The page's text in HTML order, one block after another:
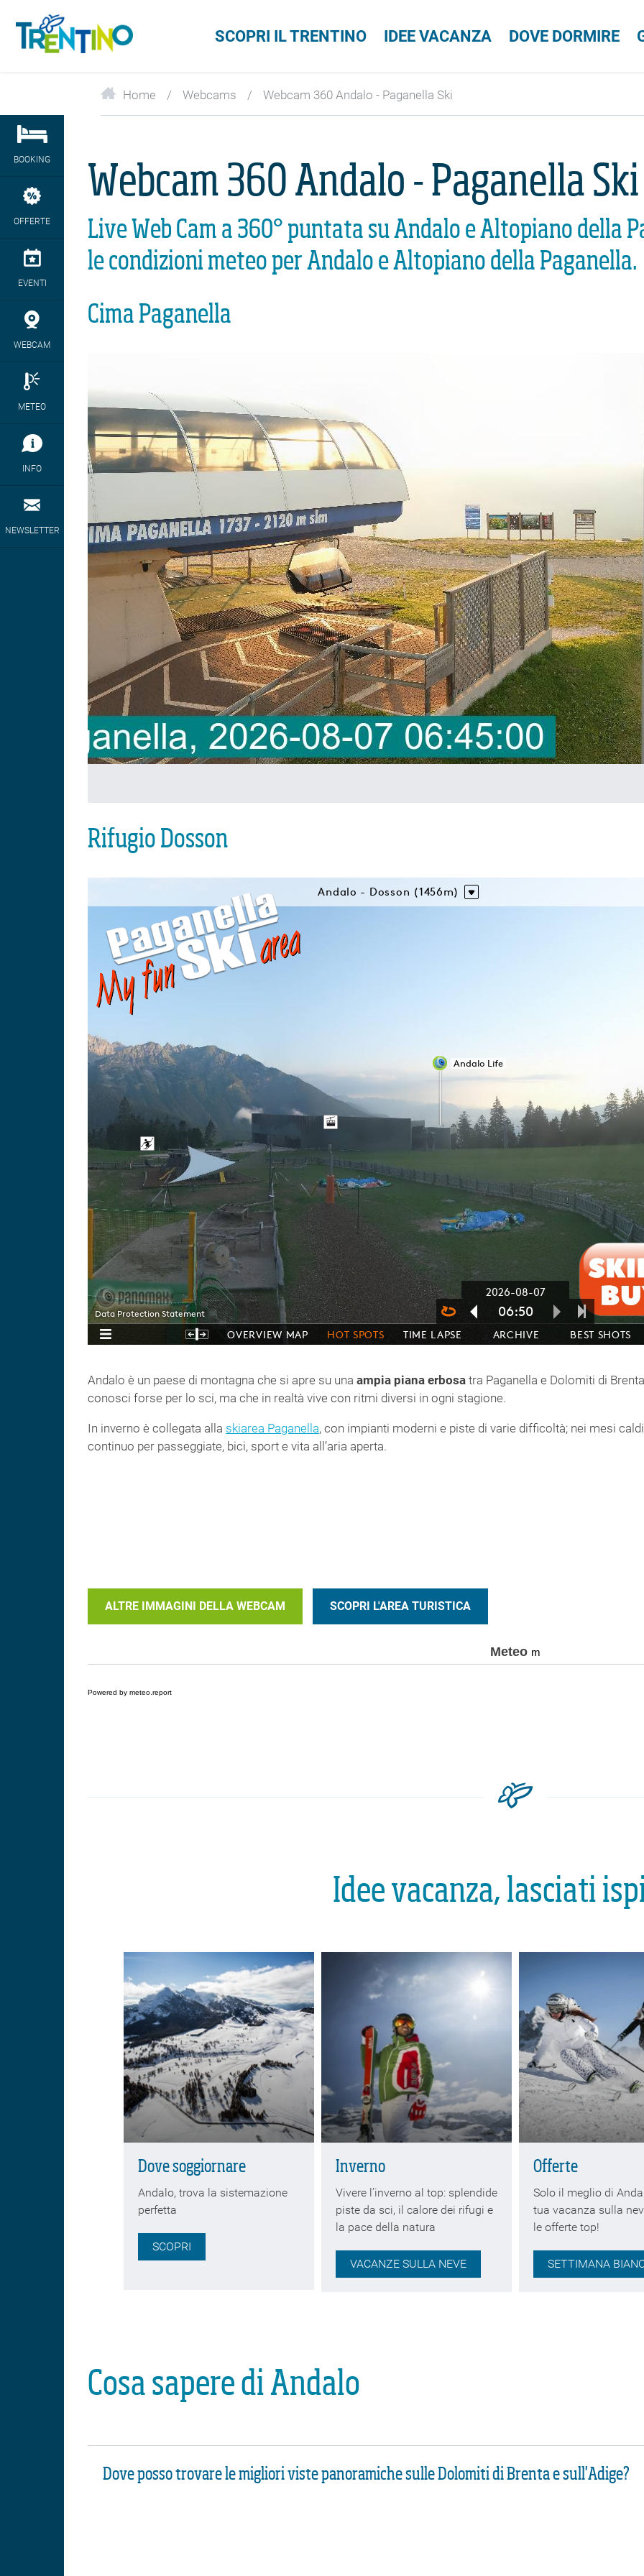
SCOPRI IL TRENTINO IDEE VACANZA DOVE DORMIRE
Home Webcams Webcam 360 Andalo - Paganella Ski
BOOKING
OFFERTE
EVENTI
WEBCAM
METEO
INFO
NEWSLETTER
Webcam 360 Andalo - Paganella Ski
Live Web Cam a 360° puntata su Andalo e Altopiano della
le condizioni meteo per Andalo e Altopiano della Paganella.
Cima Paganella
Rifugio Dosson
Andalo è un paese di montagna che si apre su una ampia piana erbosa tra Paganella e Dolomiti di
conosci forse per lo sci, ma che in realtà vive con ritmi diversi in ogni stagione.
In inverno è collegata alla skiarea Paganella, con impianti moderni e piste di varie difficoltà; nei mesi
continuo per passeggiate, bici, sport e vita all’aria aperta.
ALTRE IMMAGINI DELLA WEBCAM SCOPRI L'AREA TURISTICA
Idee vacanza, lasciati
Dove soggiornare
Andalo, trova la sistemazione
perfetta
SCOPRI
Inverno
Vivere l’inverno al top: splendide
piste da sci, il calore dei rifugi e
la pace della natura
VACANZE SULLA NEVE
Offerte
Solo il meglio di
tua vacanza sulla
le offerte top!
SETTIMANA
Cosa sapere di Andalo
Dove posso trovare le migliori viste panoramiche sulle Dolomiti di Brenta e sull'Adige?